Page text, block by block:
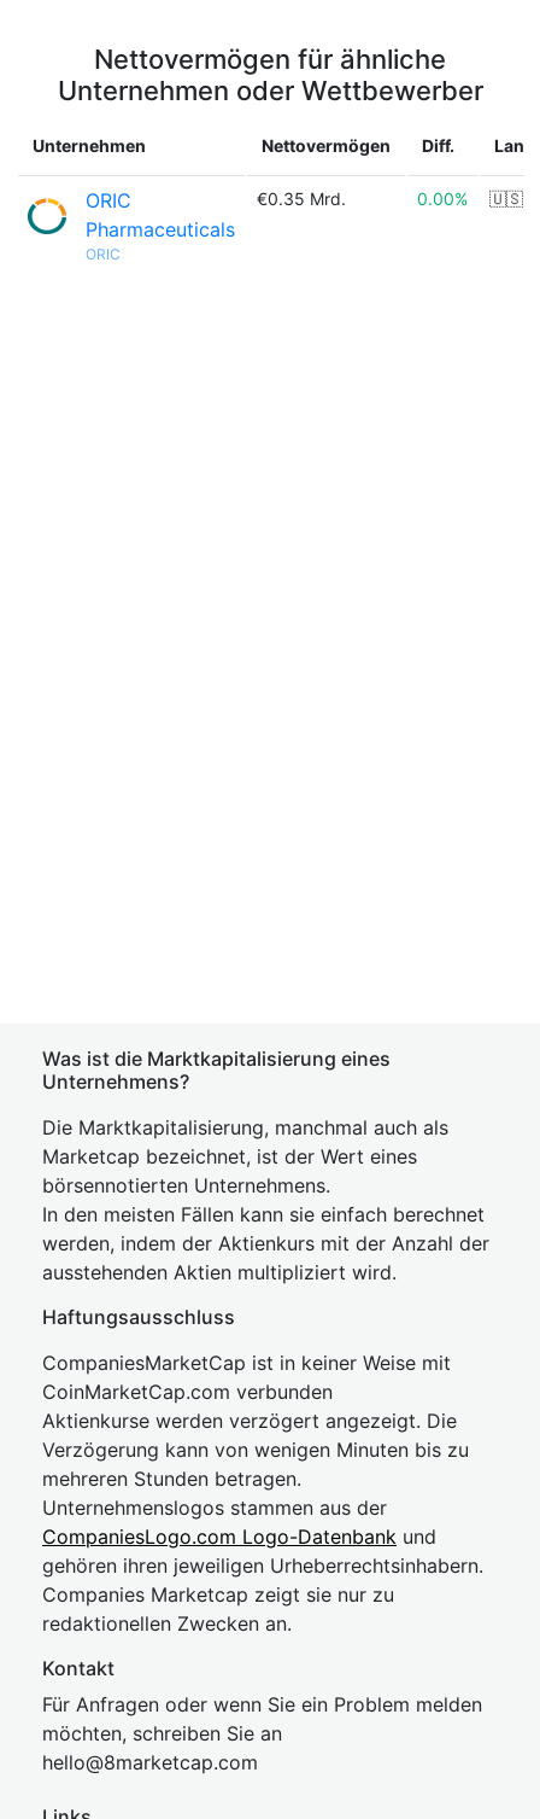
Nettovermögen für ähnliche
Unternehmen oder Wettbewerber
Unternehmen Nettovermögen Diff. Land
ORIC
Pharmaceuticals
ORIC
€0.35 Mrd. 0.00% 🇺🇸
Was ist die Marktkapitalisierung eines
Unternehmens?
Die Marktkapitalisierung, manchmal auch als
Marketcap bezeichnet, ist der Wert eines
börsennotierten Unternehmens.
In den meisten Fällen kann sie einfach berechnet
werden, indem der Aktienkurs mit der Anzahl der
ausstehenden Aktien multipliziert wird.
Haftungsausschluss
CompaniesMarketCap ist in keiner Weise mit
CoinMarketCap.com verbunden
Aktienkurse werden verzögert angezeigt. Die
Verzögerung kann von wenigen Minuten bis zu
mehreren Stunden betragen.
Unternehmenslogos stammen aus der
CompaniesLogo.com Logo-Datenbank und
gehören ihren jeweiligen Urheberrechtsinhabern.
Companies Marketcap zeigt sie nur zu
redaktionellen Zwecken an.
Kontakt
Für Anfragen oder wenn Sie ein Problem melden
möchten, schreiben Sie an
hello@8marketcap.com